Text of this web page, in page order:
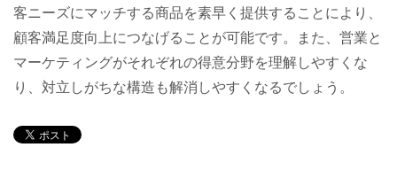
客ニーズにマッチする商品を素早く提供することにより、
顧客満足度向上につなげることが可能です。また、営業と
マーケティングがそれぞれの得意分野を理解しやすくな
り、対立しがちな構造も解消しやすくなるでしょう。